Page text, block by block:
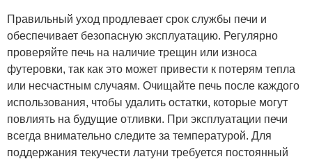
Правильный уход продлевает срок службы печи и
обеспечивает безопасную эксплуатацию. Регулярно
проверяйте печь на наличие трещин или износа
футеровки, так как это может привести к потерям тепла
или несчастным случаям. Очищайте печь после каждого
использования, чтобы удалить остатки, которые могут
повлиять на будущие отливки. При эксплуатации печи
всегда внимательно следите за температурой. Для
поддержания текучести латуни требуется постоянный